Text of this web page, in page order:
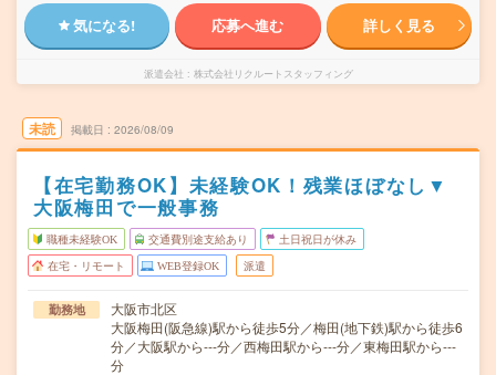
気になる! 応募へ進む 詳しく見る
派遣会社 株式会社リクルートスタッフィング
未読 掲載日 2026/08/09
【在宅勤務OK】未経験OK！残業ほぼなし▼
大阪梅田で一般事務
職種未経験OK 交通費別途支給あり 土日祝日が休み
在宅・リモート WEB登録OK 派遣
勤務地
大阪市北区
大阪梅田(阪急線)駅から徒歩5分／梅田(地下鉄)駅から徒歩6
分／大阪駅から---分／西梅田駅から---分／東梅田駅から---
分